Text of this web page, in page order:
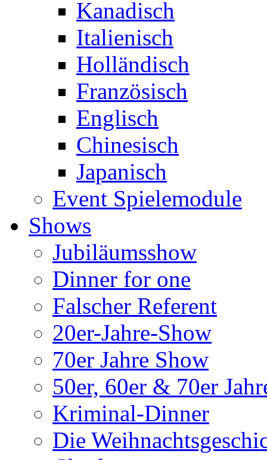
Kanadisch
Italienisch
Holländisch
Französisch
Englisch
Chinesisch
Japanisch
Event Spielemodule
Shows
Jubiläumsshow
Dinner for one
Falscher Referent
20er-Jahre-Show
70er Jahre Show
50er, 60er & 70er
Kriminal-Dinner
Die